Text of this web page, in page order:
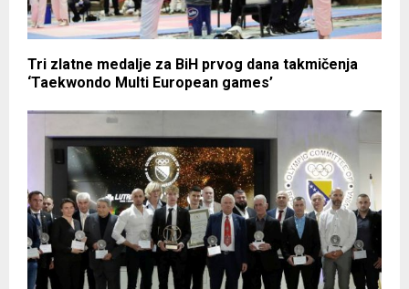
Tri zlatne medalje za BiH prvog dana takmičenja
‘Taekwondo Multi European games’